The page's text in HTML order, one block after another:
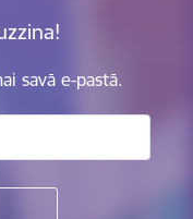
savā e-pastā.